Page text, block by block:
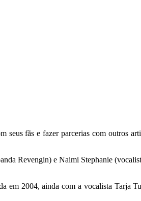
fãs e fazer parcerias com outros
Revengin) e Naimi Stephanie
2004, ainda com a vocalista Tarja